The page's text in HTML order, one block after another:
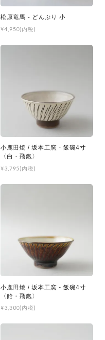
松原竜馬 - どんぶり 小
¥4,950(内税)
小鹿田焼 / 坂本工窯 - 飯碗4寸
〈白・飛鉋〉
¥3,795(内税)
小鹿田焼 / 坂本工窯 - 飯碗4寸
〈飴・飛鉋〉
¥3,300(内税)